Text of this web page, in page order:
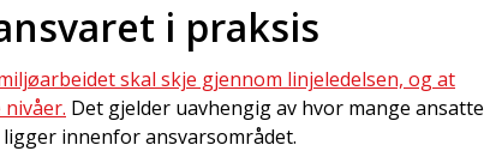
i praksis
skal skje gjennom linjeledelsen, og at
Det gjelder uavhengig av hvor mange ansatte
innenfor ansvarsområdet.